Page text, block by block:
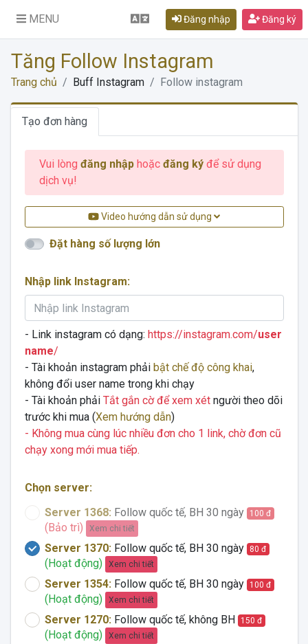
MENU Đăng nhập Đăng ký
Tăng Follow Instagram
Trang chủ Buff Instagram Follow instagram
Tạo đơn hàng
Vui lòng đăng nhậphoặc đăng kýđể sử dụng
dịch vụ!
Video hướng dẫn sử dụng
Đặt hàng số lượng lớn
Nhập link Instagram:
- Link instagram có dạng: https://instagram.com/user
name/
- Tài khoản instagram phải bật chế độ công khai,
không đổi user name trong khi chạy
- Tài khoản phải Tắt gắn cờ để xem xétngười theo dõi
trước khi mua (Xem hướng dẫn)
- Không mua cùng lúc nhiều đơn cho 1 link, chờ đơn cũ
chạy xong mới mua tiếp.
Chọn server:
Server 1368: Follow quốc tế, BH 30 ngày 100 đ
(Bảo trì) Xem chi tiết
Server 1370:Follow quốc tế, BH 30 ngày 80 đ
(Hoạt động) Xem chi tiết
Server 1354:Follow quốc tế, BH 30 ngày 100 đ
(Hoạt động) Xem chi tiết
Server 1270:Follow quốc tế, không BH 150 đ
(Hoạt động) Xem chi tiết